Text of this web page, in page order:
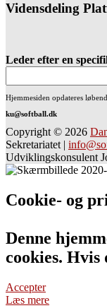
Vidensdeling
Leder efter en
Hjemmesiden opdateres
ku@softball.dk
Copyright © 2026
Sekretariatet |
Udviklingskonsulent
Cookie- og
Denne
cookies.
Accepter
Læs mere